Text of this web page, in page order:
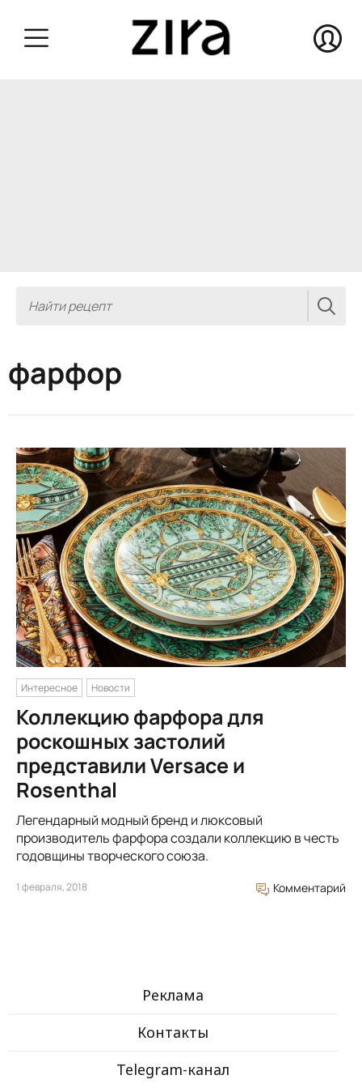
фарфор
Интересное Новости
Коллекцию фарфора для
роскошных застолий
представили Versace и
Rosenthal
Легендарный модный бренд и люксовый
производитель фарфора создали коллекцию в честь
годовщины творческого союза.
1 февраля, 2018 Комментарий
Реклама
Контакты
Telegram-канал